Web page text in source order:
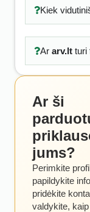
Kiek
Ar arv.ltturi
Ar ši
jums?
Perimkite
papildykite
pridėkite
valdykite,